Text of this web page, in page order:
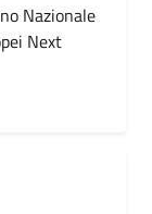
Nazionale
Next